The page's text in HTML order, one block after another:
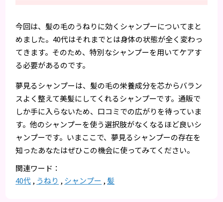
今回は、髪の毛のうねりに効くシャンプーについてまと
めました。40代はそれまでとは身体の状態が全く変わっ
てきます。そのため、特別なシャンプーを用いてケアす
る必要があるのです。
夢見るシャンプーは、髪の毛の栄養成分を芯からバラン
スよく整えて美髪にしてくれるシャンプーです。通販で
しか手に入らないため、口コミでの広がりを待っていま
す。他のシャンプーを使う選択肢がなくなるほど良いシ
ャンプーです。いまここで、夢見るシャンプーの存在を
知ったあなたはぜひこの機会に使ってみてください。
40代 , うねり , シャンプー , 髪